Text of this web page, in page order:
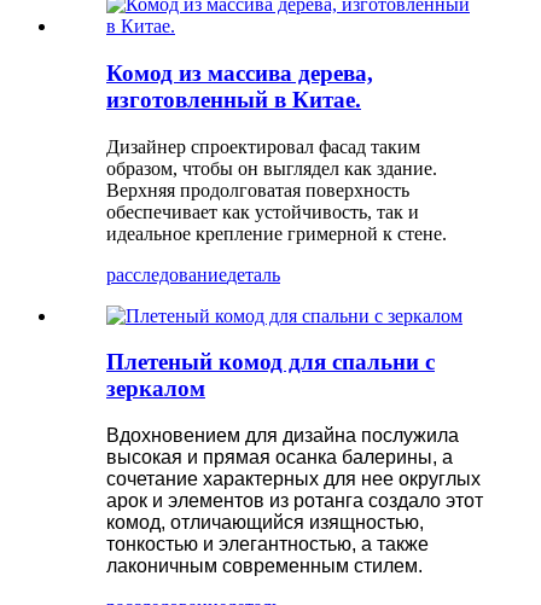
Комод из массива дерева,
изготовленный в Китае.
Дизайнер спроектировал фасад таким
образом, чтобы он выглядел как здание.
Верхняя продолговатая поверхность
обеспечивает как устойчивость, так и
идеальное крепление гримерной к стене.
расследованиедеталь
Плетеный комод для спальни с
зеркалом
Вдохновением для дизайна послужила
высокая и прямая осанка балерины, а
сочетание характерных для нее округлых
арок и элементов из ротанга создало этот
комод, отличающийся изящностью,
тонкостью и элегантностью, а также
лаконичным современным стилем.